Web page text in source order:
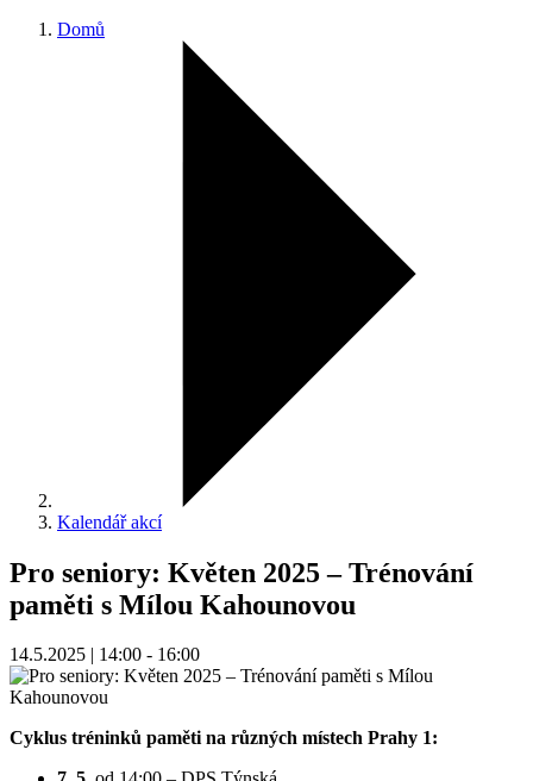
Domů
Kalendář akcí
Pro seniory: Květen 2025 – Trénování
paměti s Mílou Kahounovou
14.5.2025 | 14:00 - 16:00
Cyklus tréninků paměti na různých místech Prahy 1: